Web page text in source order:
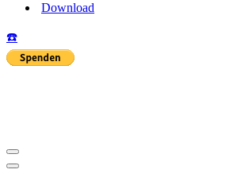
Download
☎️
Navigationsmenü
Navigationsmenü